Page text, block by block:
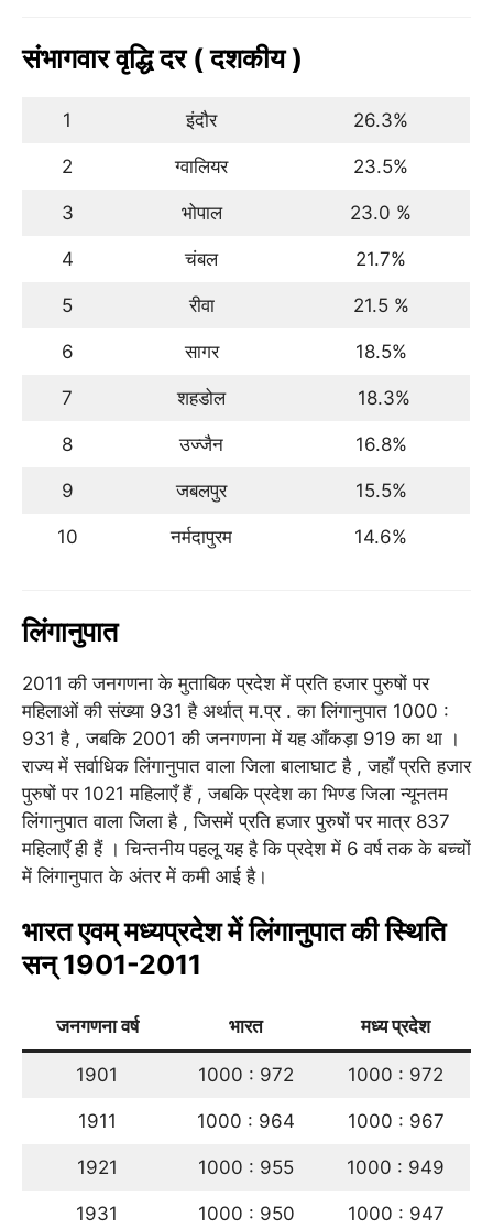
संभागवार वृद्धि दर ( दशकीय )
1 इंदौर 26.3%
2 ग्वालियर 23.5%
3 भोपाल 23.0 %
4 चंबल 21.7%
5 रीवा 21.5 %
6 सागर 18.5%
7 शहडोल 18.3%
8 उज्जैन 16.8%
9 जबलपुर 15.5%
10 नर्मदापुरम 14.6%
लिंगानुपात
2011 की जनगणना के मुताबिक प्रदेश में प्रति हजार पुरुषों पर
महिलाओं की संख्या 931 है अर्थात् म.प्र . का लिंगानुपात 1000 :
931 है , जबकि 2001 की जनगणना में यह आँकड़ा 919 का था ।
राज्य में सर्वाधिक लिंगानुपात वाला जिला बालाघाट है , जहाँ प्रति हजार
पुरुषों पर 1021 महिलाएँ हैं , जबकि प्रदेश का भिण्ड जिला न्यूनतम
लिंगानुपात वाला जिला है , जिसमें प्रति हजार पुरुषों पर मात्र 837
महिलाएँ ही हैं । चिन्तनीय पहलू यह है कि प्रदेश में 6 वर्ष तक के बच्चों
में लिंगानुपात के अंतर में कमी आई है।
भारत एवम् मध्यप्रदेश में लिंगानुपात की स्थिति
सन् 1901-2011
जनगणना वर्ष भारत मध्य प्रदेश
1901 1000 : 972 1000 : 972
1911 1000 : 964 1000 : 967
1921 1000 : 955 1000 : 949
1931 1000 : 950 1000 : 947